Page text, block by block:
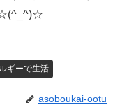
☆(^_^)☆
ギーで生活
asoboukai-ootu